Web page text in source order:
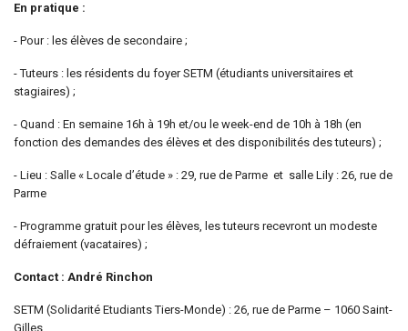
En pratique :
- Pour : les élèves de secondaire ;
- Tuteurs : les résidents du foyer SETM (étudiants universitaires et
stagiaires) ;
- Quand : En semaine 16h à 19h et/ou le week-end de 10h à 18h (en
fonction des demandes des élèves et des disponibilités des tuteurs) ;
- Lieu : Salle « Locale d’étude » : 29, rue de Parme et salle Lily : 26, rue de
Parme
- Programme gratuit pour les élèves, les tuteurs recevront un modeste
défraiement (vacataires) ;
Contact : André Rinchon
SETM (Solidarité Etudiants Tiers-Monde) : 26, rue de Parme – 1060 Saint-
Gilles.